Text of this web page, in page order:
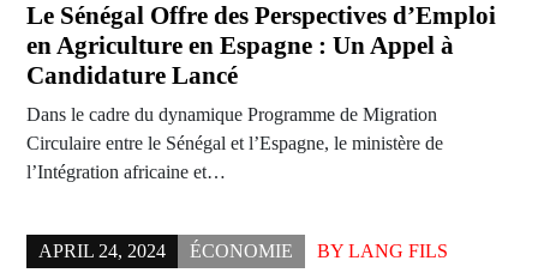
Le Sénégal Offre des Perspectives d’Emploi
en Agriculture en Espagne : Un Appel à
Candidature Lancé
Dans le cadre du dynamique Programme de Migration
Circulaire entre le Sénégal et l’Espagne, le ministère de
l’Intégration africaine et…
APRIL 24, 2024 ÉCONOMIE BY LANG FILS